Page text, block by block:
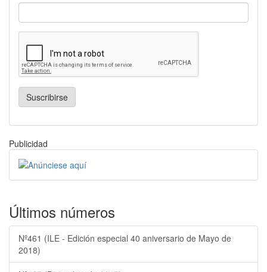
Suscribirse
Publicidad
Últimos números
Nº461 (ILE - Edición especial 40 aniversario de Mayo de
2018)